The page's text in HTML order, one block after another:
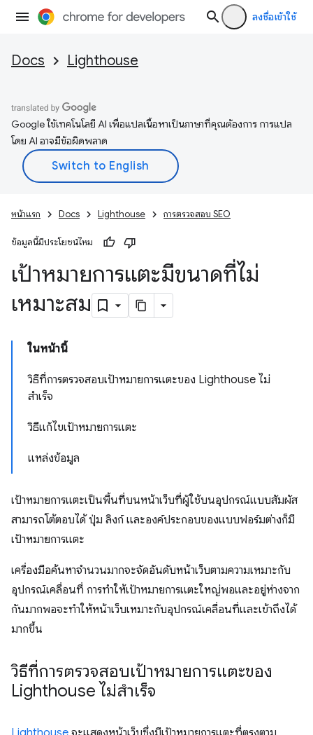
ลงชื่อเข้าใช้
Docs Lighthouse
Google ใช้เทคโนโลยี AI เพื่อแปลเนื้อหาเป็นภาษาที่คุณต้องการ การแปล
โดย AI อาจมีข้อผิดพลาด
หน้าแรก Docs Lighthouse การตรวจสอบ SEO
ข้อมูลนี้มีประโยชน์ไหม
เป้าหมายการแตะมีขนาดที่ไม่
เหมาะสม
ในหน้านี้
วิธีที่การตรวจสอบเป้าหมายการแตะของ Lighthouse ไม่
สำเร็จ
วิธีแก้ไขเป้าหมายการแตะ
แหล่งข้อมูล
เป้าหมายการแตะเป็นพื้นที่บนหน้าเว็บที่ผู้ใช้บนอุปกรณ์แบบสัมผัส
สามารถโต้ตอบได้ ปุ่ม ลิงก์ และองค์ประกอบของแบบฟอร์มต่างก็มี
เป้าหมายการแตะ
เครื่องมือค้นหาจำนวนมากจะจัดอันดับหน้าเว็บตามความเหมาะกับ
อุปกรณ์เคลื่อนที่ การทำให้เป้าหมายการแตะใหญ่พอและอยู่ห่างจาก
กันมากพอจะทำให้หน้าเว็บเหมาะกับอุปกรณ์เคลื่อนที่และเข้าถึงได้
มากขึ้น
วิธีที่การตรวจสอบเป้าหมายการแตะของ
Lighthouse ไม่สำเร็จ